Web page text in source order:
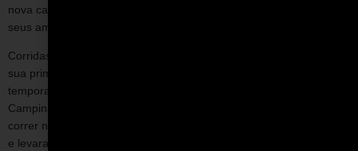
nova categoria de fórmula, ele apareceu com uma solução: os
seus amigos gaioleiros.
Corridas de carros eram comuns no interior paulista. Inclusive, em
sua primeira fase, a
temporada de 1968 nas ruas do Parque São Quirino, em
Campinas. Mas os pilotos da região gostavam mesmo era de
correr na terra. As provas de gaiolas tornaram-se muito populares
e levaram até a construção de um autódromo, hoje o